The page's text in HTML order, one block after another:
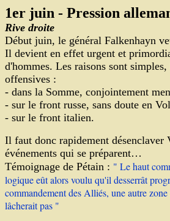
1er juin - Pression
Rive droite
Début juin, le général Falkenhayn
Il devient en effet urgent et
d'hommes. Les raisons sont
offensives :
- dans la Somme, conjointement
- sur le front russe, sans doute en
- sur le front italien.
Il faut donc rapidement désenclaver
événements qui se préparent…
Témoignage de Pétain : " Le haut
logique eût alors voulu qu'il desserrât
commandement des Alliés, une autre
lâcherait pas "